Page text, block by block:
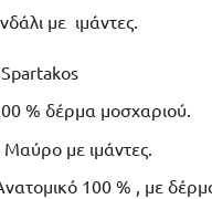
με ιμάντες.
% δέρμα μοσχαριού.
με ιμάντες.
100 % , με